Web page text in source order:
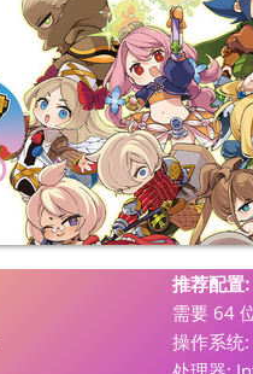
推荐配置:
需要 64
操作系